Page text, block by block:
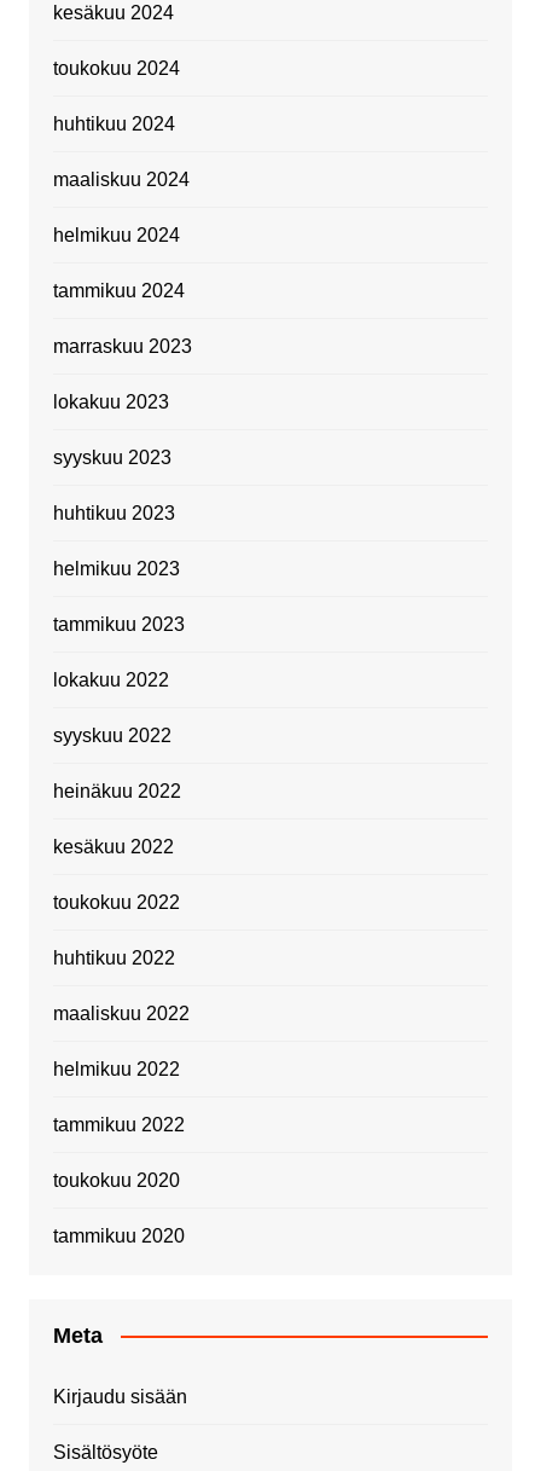
kesäkuu 2024
toukokuu 2024
huhtikuu 2024
maaliskuu 2024
helmikuu 2024
tammikuu 2024
marraskuu 2023
lokakuu 2023
syyskuu 2023
huhtikuu 2023
helmikuu 2023
tammikuu 2023
lokakuu 2022
syyskuu 2022
heinäkuu 2022
kesäkuu 2022
toukokuu 2022
huhtikuu 2022
maaliskuu 2022
helmikuu 2022
tammikuu 2022
toukokuu 2020
tammikuu 2020
Meta
Kirjaudu sisään
Sisältösyöte